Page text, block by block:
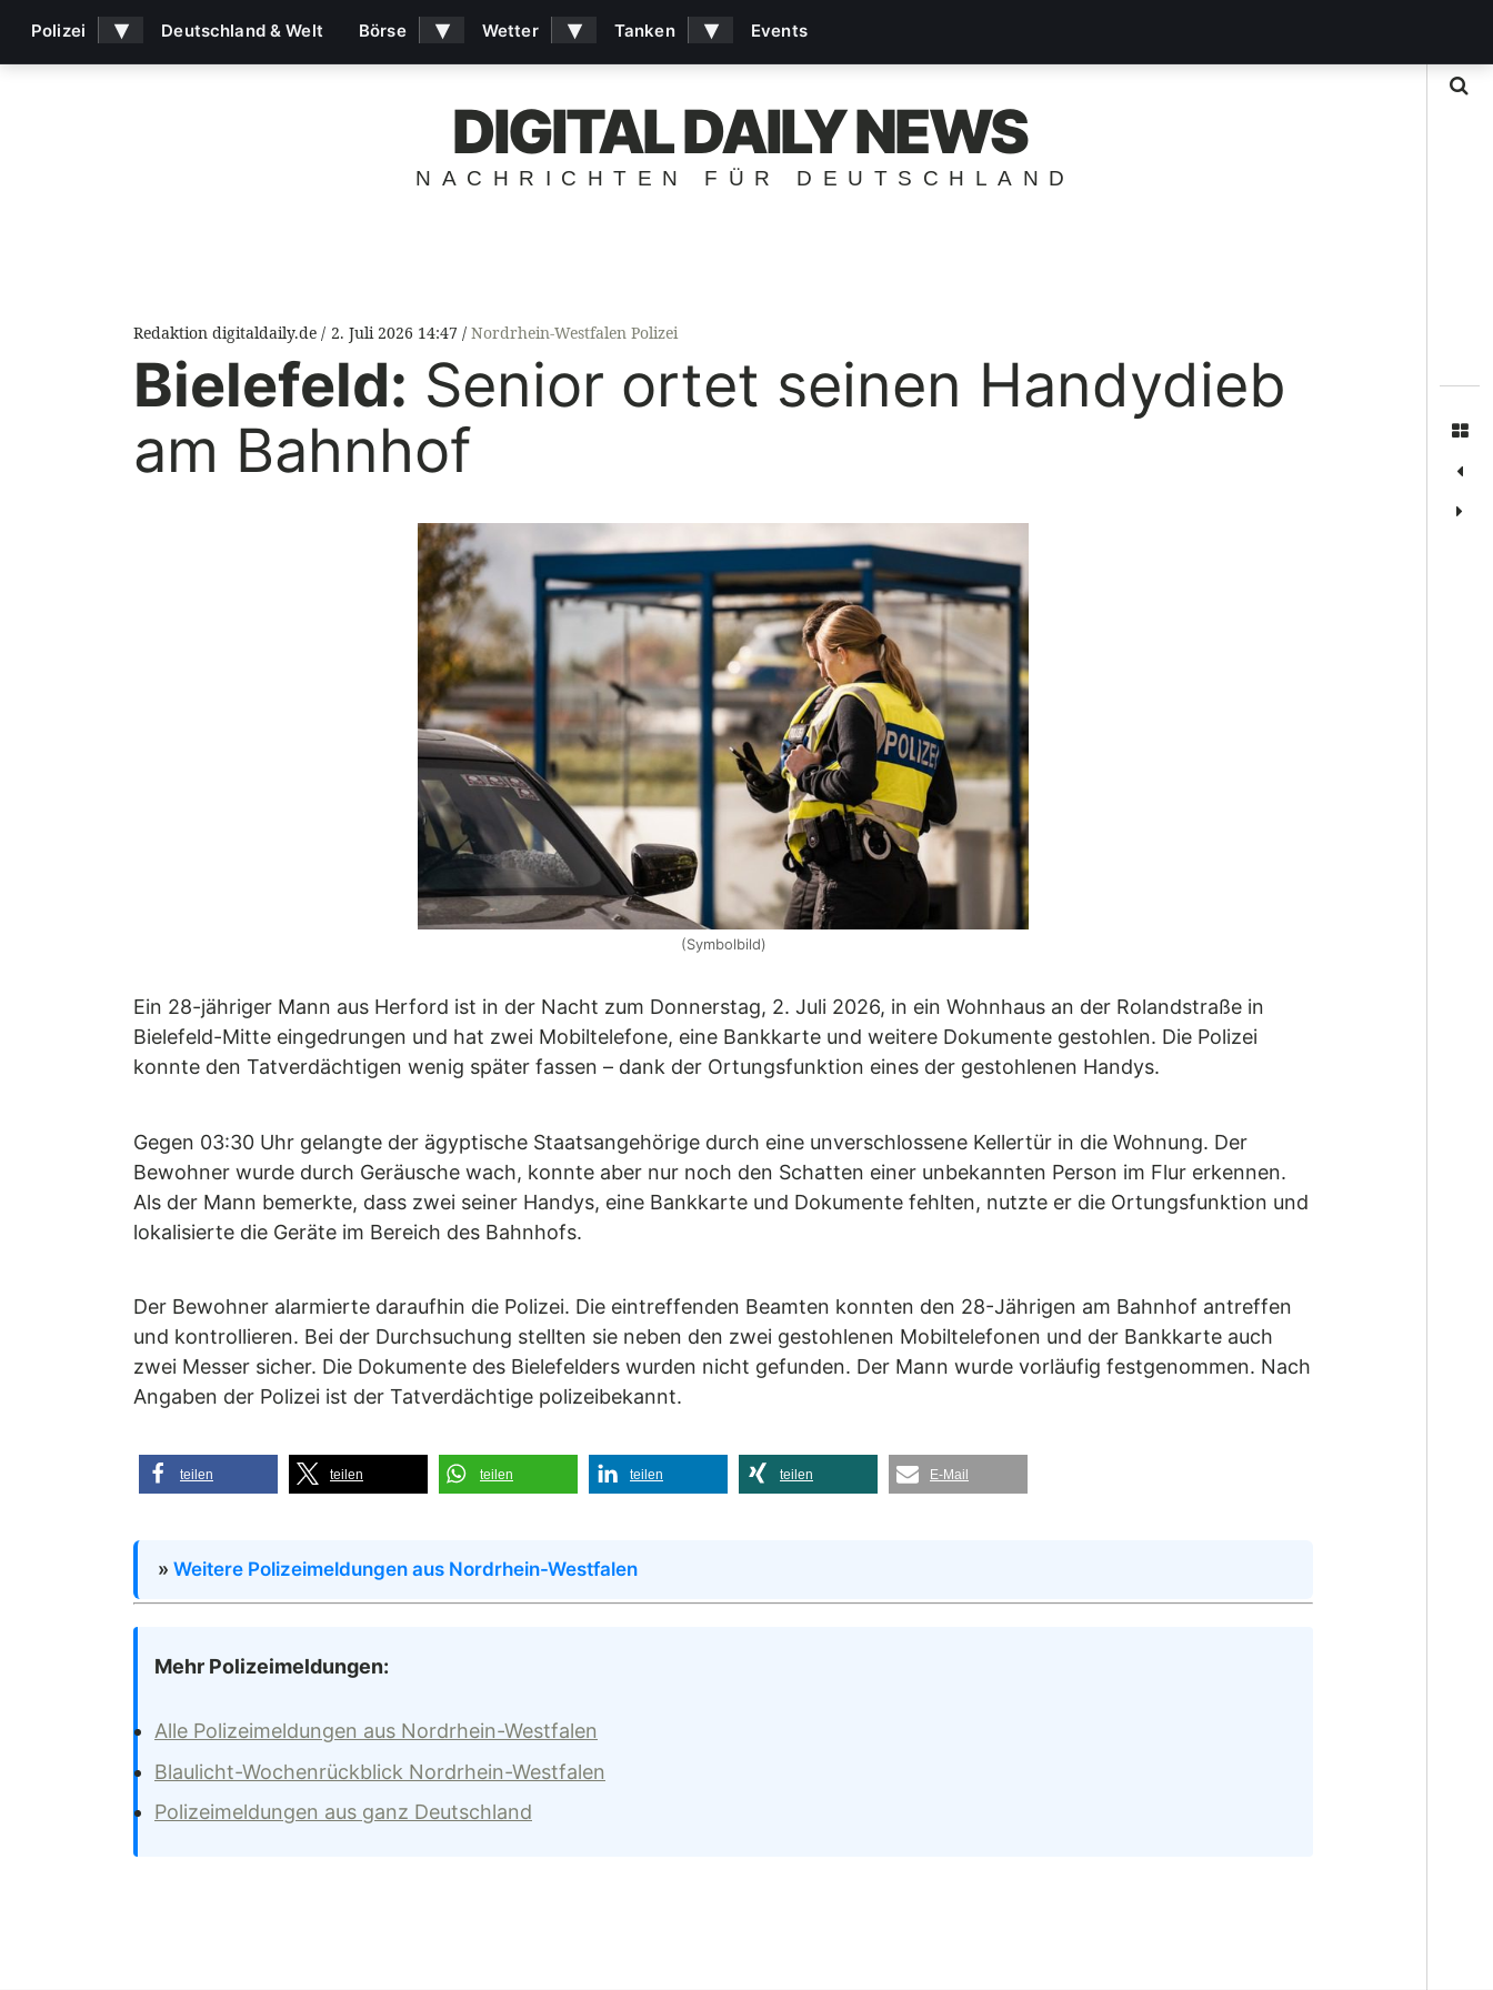
DIGITAL DAILY NEWS
NACHRICHTEN FÜR DEUTSCHLAND
Redaktion digitaldaily.de 2. Juli 2026 14:47 Nordrhein-Westfalen Polizei
Bielefeld: Senior ortet seinen Handydieb
am Bahnhof
(Symbolbild)
Ein 28-jähriger Mann aus Herford ist in der Nacht zum Donnerstag, 2. Juli 2026, in ein Wohnhaus an der Rolandstraße in
Bielefeld-Mitte eingedrungen und hat zwei Mobiltelefone, eine Bankkarte und weitere Dokumente gestohlen. Die Polizei
konnte den Tatverdächtigen wenig später fassen – dank der Ortungsfunktion eines der gestohlenen Handys.
Gegen 03:30 Uhr gelangte der ägyptische Staatsangehörige durch eine unverschlossene Kellertür in die Wohnung. Der
Bewohner wurde durch Geräusche wach, konnte aber nur noch den Schatten einer unbekannten Person im Flur erkennen.
Als der Mann bemerkte, dass zwei seiner Handys, eine Bankkarte und Dokumente fehlten, nutzte er die Ortungsfunktion und
lokalisierte die Geräte im Bereich des Bahnhofs.
Der Bewohner alarmierte daraufhin die Polizei. Die eintreffenden Beamten konnten den 28-Jährigen am Bahnhof antreffen
und kontrollieren. Bei der Durchsuchung stellten sie neben den zwei gestohlenen Mobiltelefonen und der Bankkarte auch
zwei Messer sicher. Die Dokumente des Bielefelders wurden nicht gefunden. Der Mann wurde vorläufig festgenommen. Nach
Angaben der Polizei ist der Tatverdächtige polizeibekannt.
teilen teilen teilen teilen teilen E-Mail
» Weitere Polizeimeldungen aus Nordrhein-Westfalen
Mehr Polizeimeldungen:
Alle Polizeimeldungen aus Nordrhein-Westfalen
Blaulicht-Wochenrückblick Nordrhein-Westfalen
Polizeimeldungen aus ganz Deutschland
Polizei ▾ Deutschland & Welt Börse ▾ Wetter ▾ Tanken ▾ Events